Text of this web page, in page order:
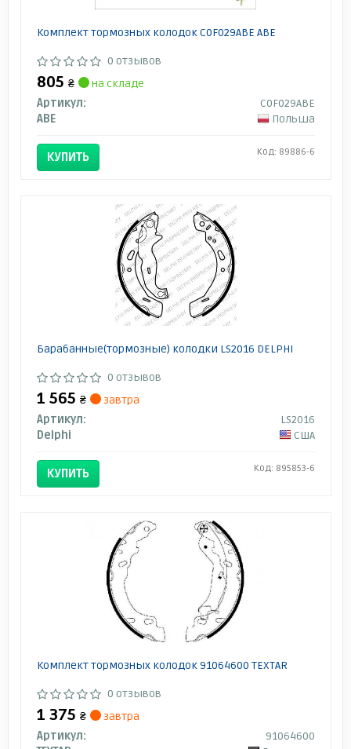
Комплект тормозных колодок C0F029ABE ABE
0 отзывов
805 ₴
на складе
Артикул:
C0F029ABE
ABE
Польша
КУПИТЬ Код: 89886-6
Барабанные(тормозные) колодки LS2016 DELPHI
0 отзывов
1 565 ₴
завтра
Артикул:
LS2016
Delphi
США
КУПИТЬ Код: 895853-6
Комплект тормозных колодок 91064600 TEXTAR
0 отзывов
1 375 ₴
завтра
Артикул:
91064600